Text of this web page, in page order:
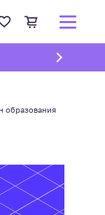
образования